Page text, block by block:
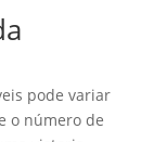
pode variar
o número de